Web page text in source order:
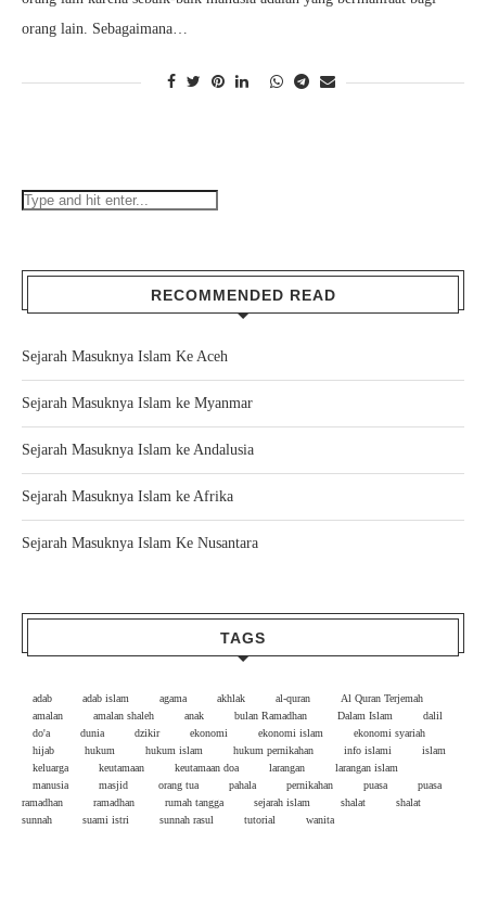
orang lain. Sebagaimana…
RECOMMENDED READ
Sejarah Masuknya Islam Ke Aceh
Sejarah Masuknya Islam ke Myanmar
Sejarah Masuknya Islam ke Andalusia
Sejarah Masuknya Islam ke Afrika
Sejarah Masuknya Islam Ke Nusantara
TAGS
adab adab islam agama akhlak al-quran
Al Quran Terjemah
amalan
amalan shaleh anak bulan Ramadhan Dalam Islam
dalil
do'a
dunia dzikir ekonomi ekonomi islam
ekonomi syariah
hijab
hukum hukum islam hukum pernikahan info islami
islam
keluarga
keutamaan keutamaan doa larangan
larangan islam
manusia
masjid orang tua pahala pernikahan puasa
puasa
ramadhan
ramadhan rumah tangga sejarah islam shalat
shalat
sunnah
suami istri sunnah rasul tutorial wanita